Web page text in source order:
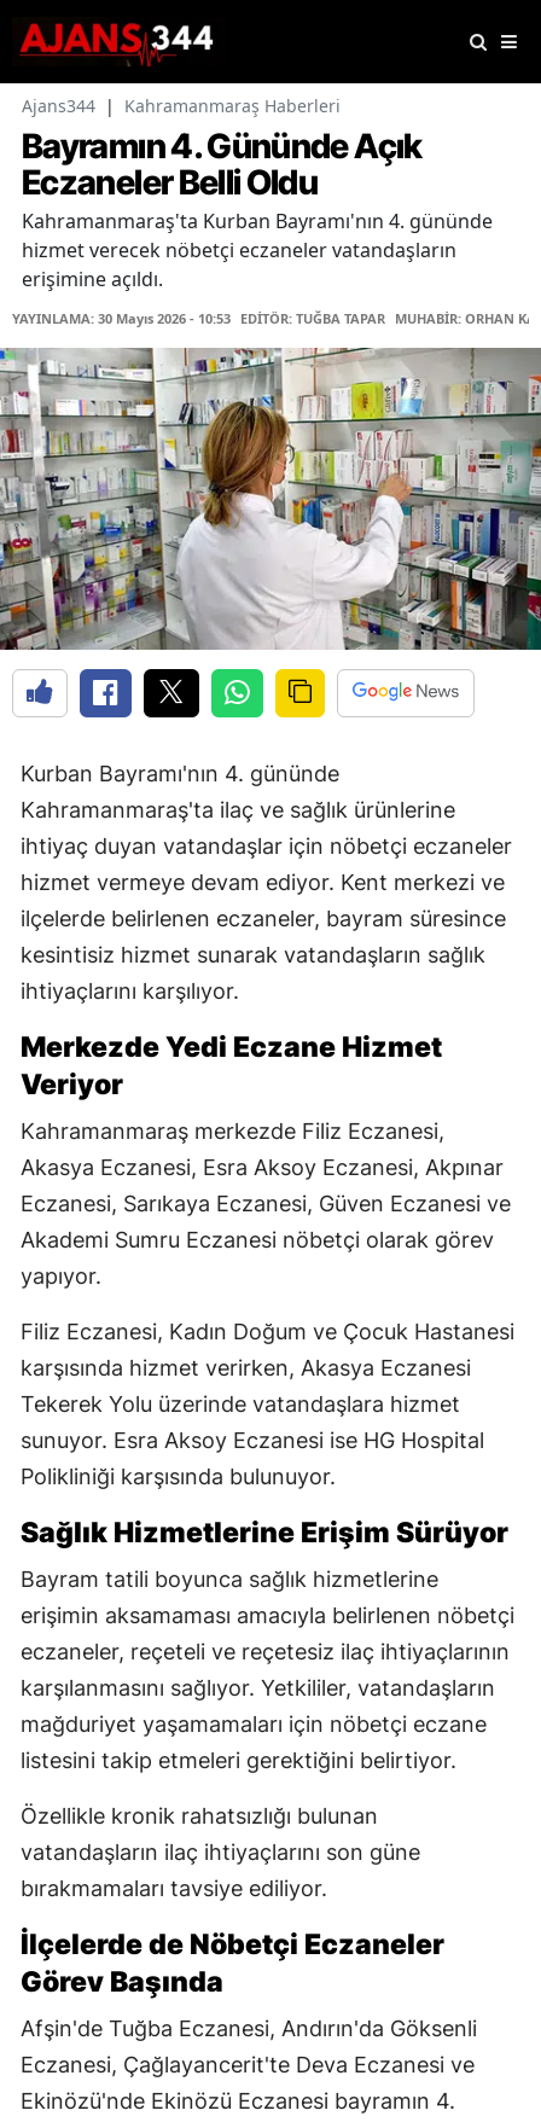
Ajans344 | Kahramanmaraş Haberleri
Bayramın 4. Gününde Açık
Eczaneler Belli Oldu
Kahramanmaraş'ta Kurban Bayramı'nın 4. gününde
hizmet verecek nöbetçi eczaneler vatandaşların
erişimine açıldı.
YAYINLAMA: 30 Mayıs 2026 - 10:53 EDİTÖR: TUĞBA TAPAR MUHABİR: ORHAN
Kurban Bayramı'nın 4. gününde
Kahramanmaraş'ta ilaç ve sağlık ürünlerine
ihtiyaç duyan vatandaşlar için nöbetçi eczaneler
hizmet vermeye devam ediyor. Kent merkezi ve
ilçelerde belirlenen eczaneler, bayram süresince
kesintisiz hizmet sunarak vatandaşların sağlık
ihtiyaçlarını karşılıyor.
Merkezde Yedi Eczane Hizmet
Veriyor
Kahramanmaraş merkezde Filiz Eczanesi,
Akasya Eczanesi, Esra Aksoy Eczanesi, Akpınar
Eczanesi, Sarıkaya Eczanesi, Güven Eczanesi ve
Akademi Sumru Eczanesi nöbetçi olarak görev
yapıyor.
Filiz Eczanesi, Kadın Doğum ve Çocuk Hastanesi
karşısında hizmet verirken, Akasya Eczanesi
Tekerek Yolu üzerinde vatandaşlara hizmet
sunuyor. Esra Aksoy Eczanesi ise HG Hospital
Polikliniği karşısında bulunuyor.
Sağlık Hizmetlerine Erişim Sürüyor
Bayram tatili boyunca sağlık hizmetlerine
erişimin aksamaması amacıyla belirlenen nöbetçi
eczaneler, reçeteli ve reçetesiz ilaç ihtiyaçlarının
karşılanmasını sağlıyor. Yetkililer, vatandaşların
mağduriyet yaşamamaları için nöbetçi eczane
listesini takip etmeleri gerektiğini belirtiyor.
Özellikle kronik rahatsızlığı bulunan
vatandaşların ilaç ihtiyaçlarını son güne
bırakmamaları tavsiye ediliyor.
İlçelerde de Nöbetçi Eczaneler
Görev Başında
Afşin'de Tuğba Eczanesi, Andırın'da Göksenli
Eczanesi, Çağlayancerit'te Deva Eczanesi ve
Ekinözü'nde Ekinözü Eczanesi bayramın 4.